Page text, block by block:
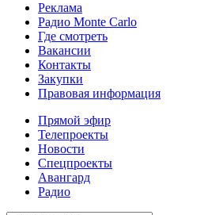
Реклама
Радио Monte Carlo
Где смотреть
Вакансии
Контакты
Закупки
Правовая информация
Прямой эфир
Телепроекты
Новости
Спецпроекты
Авангард
Радио